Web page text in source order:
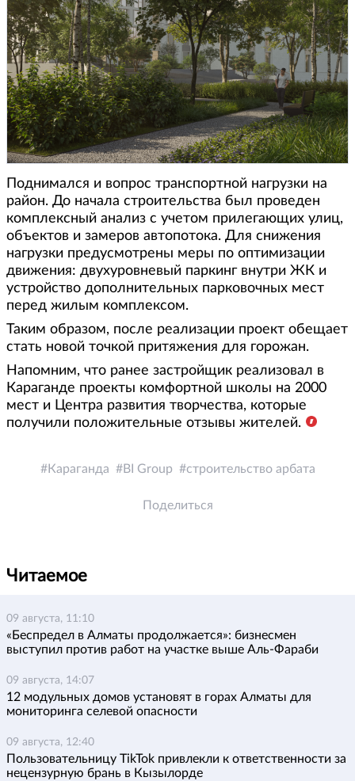
Поднимался и вопрос транспортной нагрузки на
район. До начала строительства был проведен
комплексный анализ с учетом прилегающих улиц,
объектов и замеров автопотока. Для снижения
нагрузки предусмотрены меры по оптимизации
движения: двухуровневый паркинг внутри ЖК и
устройство дополнительных парковочных мест
перед жилым комплексом.
Таким образом, после реализации проект обещает
стать новой точкой притяжения для горожан.
Напомним, что ранее застройщик реализовал в
Караганде проекты комфортной школы на 2000
мест и Центра развития творчества, которые
получили положительные отзывы жителей.
Караганда BI Group строительство арбата
Поделиться
Читаемое
09 августа, 11:10
«Беспредел в Алматы продолжается»: бизнесмен
выступил против работ на участке выше Аль-Фараби
09 августа, 14:07
12 модульных домов установят в горах Алматы для
мониторинга селевой опасности
09 августа, 12:40
Пользовательницу TikTok привлекли к ответственности за
нецензурную брань в Кызылорде